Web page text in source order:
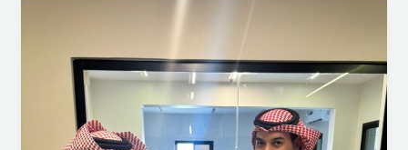
القرآن
بمحافظة
فيفاء